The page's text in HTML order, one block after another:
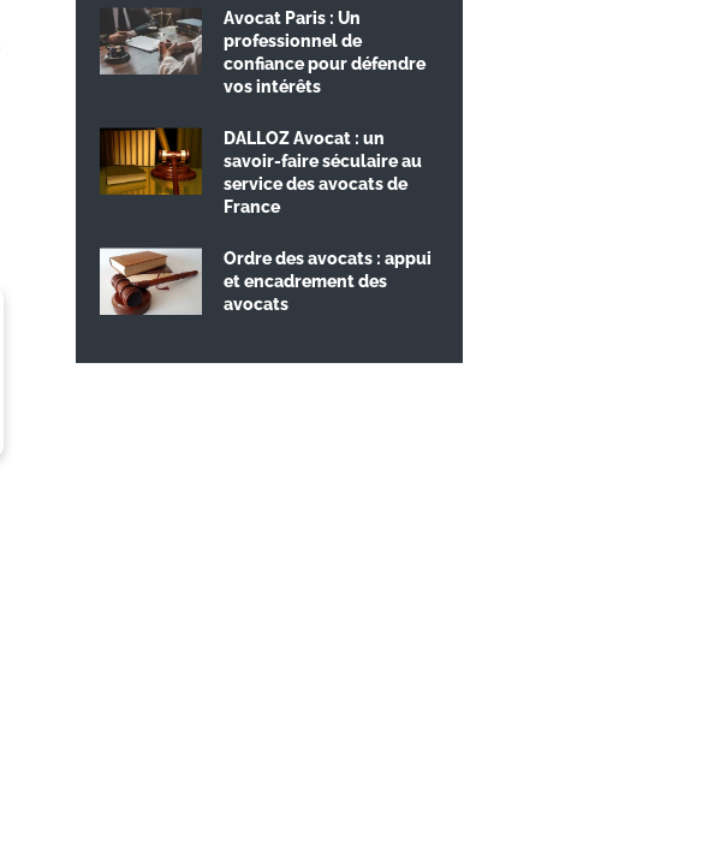
Avocat Paris : Un
professionnel de
confiance pour défendre
vos intérêts
DALLOZ Avocat : un
savoir-faire séculaire au
service des avocats de
France
Ordre des avocats : appui
et encadrement des
avocats